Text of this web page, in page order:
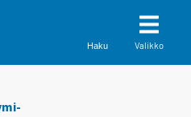
Haku Valikko